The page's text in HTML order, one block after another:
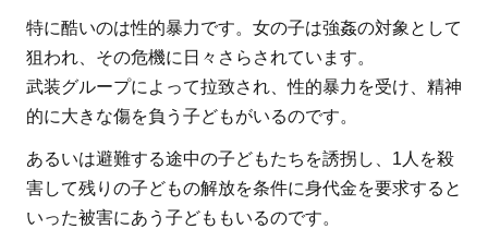
特に酷いのは性的暴力です。女の子は強姦の対象として
狙われ、その危機に日々さらされています。
武装グループによって拉致され、性的暴力を受け、精神
的に大きな傷を負う子どもがいるのです。
あるいは避難する途中の子どもたちを誘拐し、1人を殺
害して残りの子どもの解放を条件に身代金を要求すると
いった被害にあう子どももいるのです。